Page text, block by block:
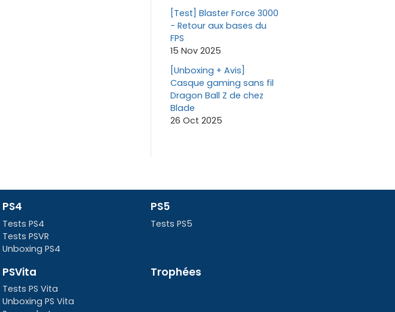
[Test] Blaster Force 3000
- Retour aux bases du
FPS
15 Nov 2025
[Unboxing + Avis]
Casque gaming sans fil
Dragon Ball Z de chez
Blade
26 Oct 2025
PS4
Tests PS4
Tests PSVR
Unboxing PS4
PS5
Tests PS5
PSVita
Tests PS Vita
Unboxing PS Vita
Trophées